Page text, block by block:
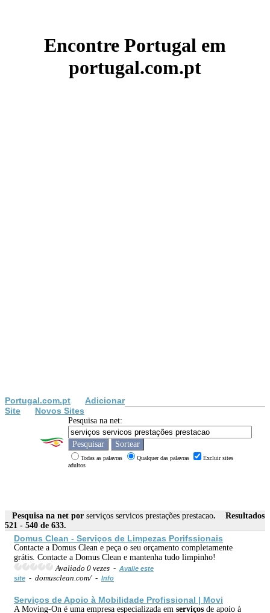
Encontre Portugal em
portugal.com.pt
Portugal.com.pt
Adicionar
Site
Novos Sites
Pesquisa na net:
Todas as palavras Qualquer das palavras
Excluir sites
adultos
Pesquisa na net por serviços servicos prestações prestacao. Resultados
521 - 540 de 633.
Domus Clean - Serviços de Limpezas Porifssionais
Contacte a Domus Clean e peça o seu orçamento completamente
grátis. Contacte a Domus Clean e mantenha tudo limpinho!
Avaliado 0 vezes - Avalie este
site - domusclean.com/ - Info
Serviços de Apoio à Mobilidade Profissional | Movi
A Moving-On é uma empresa especializada em serviços de apoio à